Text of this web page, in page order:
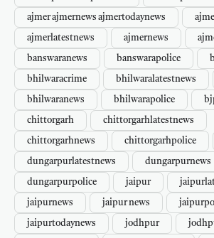
ajmer ajmernews ajmertodaynews
ajmerlatestnews ajmernews
banswaranews banswarapolice
bhilwaracrime bhilwaralatestnews
bhilwaranews bhilwarapolice
chittorgarh chittorgarhlatestnews
chittorgarhnews chittorgarhpolice
dungarpurlatestnews dungarpurnews
dungarpurpolice jaipur
jaipurnews jaipur news
jaipurtodaynews jodhpur